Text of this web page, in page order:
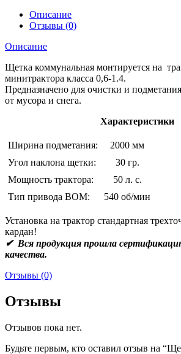
Описание
Отзывы (0)
Описание
Щетка коммунальная монтируется на
минитрактора класса 0,6-1.4.
Предназначено для очистки и
от мусора и снега.
Характеристики
Ширина подметания:
2000 мм
Угол наклона щетки:
30 гр.
Мощность трактора:
50 л. с.
Тип привода ВОМ:
540 об/мин
Установка на трактор стандартная
кардан!
✔ Вся продукция прошла
качества.
Отзывы (0)
Отзывы
Отзывов пока нет.
Будьте первым, кто оставил отзыв на